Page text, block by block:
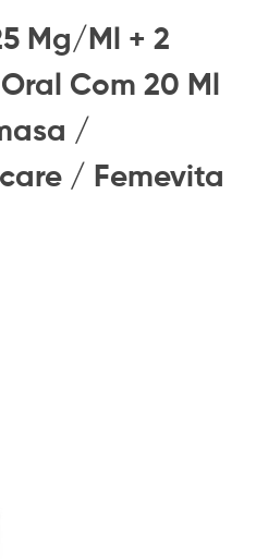
Mg/Ml + 2
Com 20 Ml
/
/ Femevita